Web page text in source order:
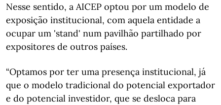
Nesse sentido, a AICEP optou por um modelo de
exposição institucional, com aquela entidade a
ocupar um 'stand' num pavilhão partilhado por
expositores de outros países.
“Optamos por ter uma presença institucional, já
que o modelo tradicional do potencial exportador
e do potencial investidor, que se desloca para